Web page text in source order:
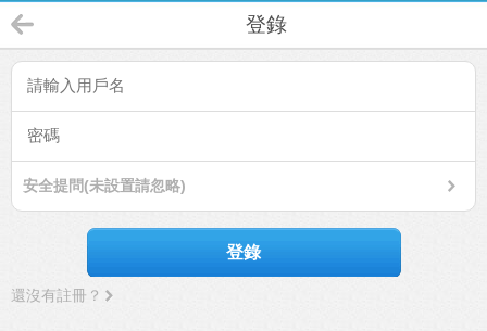
登錄
安全提問(未設置請忽略)
登錄
還沒有註冊？